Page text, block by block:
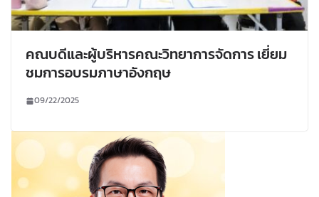
คณบดีและผู้บริหารคณะวิทยาการจัดการ เยี่ยม
ชมการอบรมภาษาอังกฤษ
09/22/2025